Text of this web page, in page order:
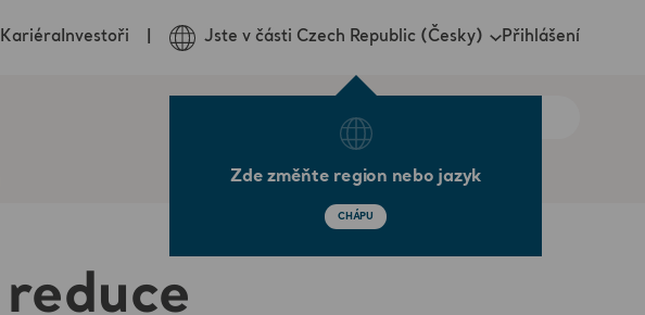
KariéraInvestoři Jste v části Czech Republic (Česky)
Zde změňte region nebo jazyk
CHÁPU
Přihlášení